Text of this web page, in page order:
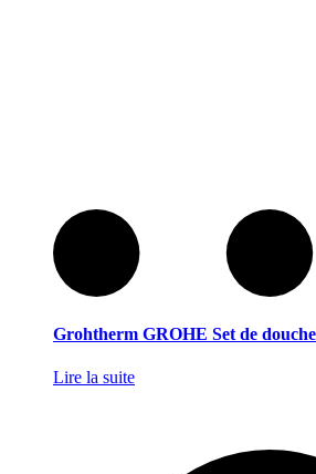
Grohtherm GROHE Set de
Lire la suite